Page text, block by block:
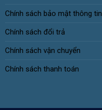
Chính sách bảo mật thông tin
Chính sách đổi trả
Chính sách vận chuyển
Chính sách thanh toán